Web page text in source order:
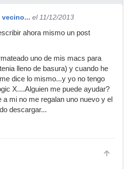
vecino... el 11/12/2013
ahora mismo un post
uno de mis macs para
lleno de basura) y cuando he
dice lo mismo...y yo no tengo
X....Alguien me puede ayudar?
a mi no me regalan uno nuevo y el
descargar...